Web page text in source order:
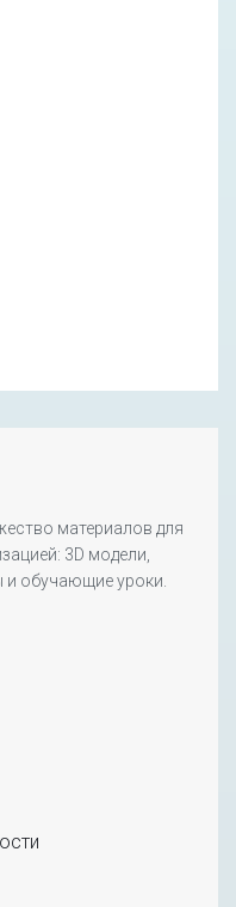
материалов для
3D модели,
и обучающие уроки.